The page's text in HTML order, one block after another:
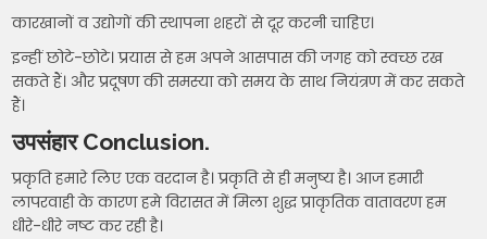
कारखानों व उद्योगों की स्थापना शहरों से दूर करनी चाहिए।
इन्हीं छोटे-छोटे। प्रयास से हम अपने आसपास की जगह को स्वच्छ रख
सकते हैं। और प्रदूषण की समस्या को समय के साथ नियंत्रण में कर सकते
हैं।
उपसंहार Conclusion.
प्रकृति हमारे लिए एक वरदान है। प्रकृति से ही मनुष्य है। आज हमारी
लापरवाही के कारण हमे विरासत में मिला शुद्ध प्राकृतिक वातावरण हम
धीरे-धीरे नष्ट कर रही है।